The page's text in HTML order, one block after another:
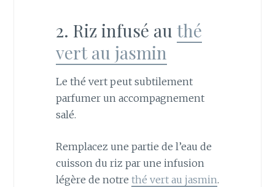
2. Riz infusé au thé
vert au jasmin
Le thé vert peut subtilement
parfumer un accompagnement
salé.
Remplacez une partie de l’eau de
cuisson du riz par une infusion
légère de notre thé vert au jasmin.